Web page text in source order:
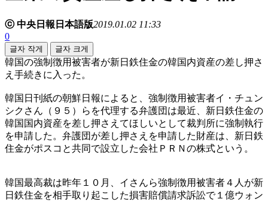
ⓒ 中央日報日本語版2019.01.02 11:33
0
글자 작게 글자 크게
韓国の強制徴用被害者が新日鉄住金の韓国内資産の差し押さ
え手続きに入った。
韓国日刊紙の朝鮮日報によると、強制徴用被害者イ・チュン
シクさん（９５）らを代理する弁護団は最近、新日鉄住金の
韓国国内資産を差し押さえてほしいとして裁判所に強制執行
を申請した。弁護団が差し押さえを申請した財産は、新日鉄
住金がポスコと共同で設立した会社ＰＲＮの株式という。
韓国最高裁は昨年１０月、イさんら強制徴用被害者４人が新
日鉄住金を相手取り起こした損害賠償請求訴訟で１億ウォン